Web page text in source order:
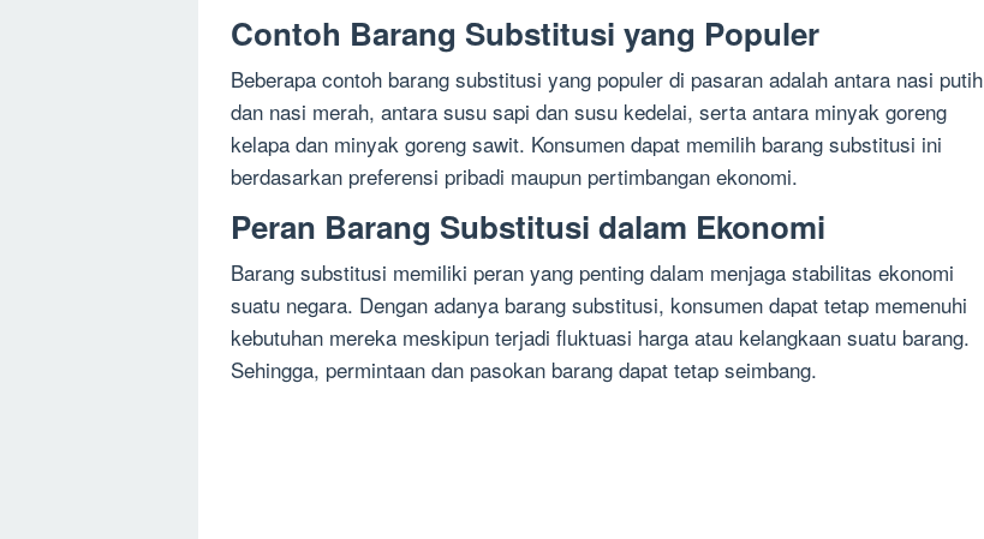
Contoh Barang Substitusi yang Populer
Beberapa contoh barang substitusi yang populer di pasaran adalah antara nasi putih
dan nasi merah, antara susu sapi dan susu kedelai, serta antara minyak goreng
kelapa dan minyak goreng sawit. Konsumen dapat memilih barang substitusi ini
berdasarkan preferensi pribadi maupun pertimbangan ekonomi.
Peran Barang Substitusi dalam Ekonomi
Barang substitusi memiliki peran yang penting dalam menjaga stabilitas ekonomi
suatu negara. Dengan adanya barang substitusi, konsumen dapat tetap memenuhi
kebutuhan mereka meskipun terjadi fluktuasi harga atau kelangkaan suatu barang.
Sehingga, permintaan dan pasokan barang dapat tetap seimbang.